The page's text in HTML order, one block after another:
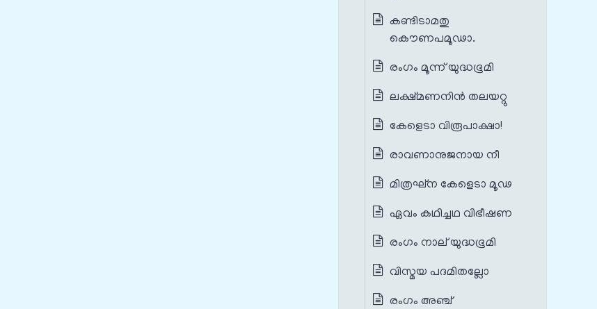
കണ്ടിടാമതു
കൌണപമൂഢാ.
രംഗം മൂന്ന് യുദ്ധഭൂമി
ലക്ഷ്മണനിന്‍ തലയറ്റു
കേളെടാ വിരൂപാക്ഷാ!
രാവണാനുജനായ നീ
മിത്രഘ്ന കേളെടാ മൂഢ
ഏവം കഥിച്ചഥ വിഭീഷണ
രംഗം നാല് യുദ്ധഭൂമി
വിസ്മയ പദമിതല്ലോ
രംഗം അഞ്ച്